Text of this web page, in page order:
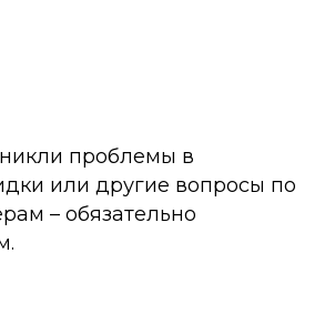
проблемы в
или другие вопросы по
– обязательно